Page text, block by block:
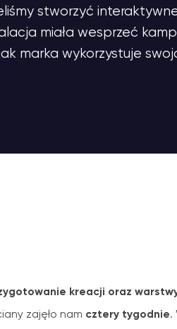
stworzyć
miała wesprzeć
marka wykorzystuje
kreacji oraz
zajęło nam cztery tygodnie.